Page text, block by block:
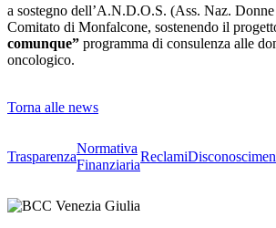
a sostegno dell’A.N.D.O.S. (Ass. Naz. Donne
Comitato di Monfalcone, sostenendo il
comunque” programma di consulenza alle
oncologico.
Torna alle news
Trasparenza
Normativa
Finanziaria
Reclami